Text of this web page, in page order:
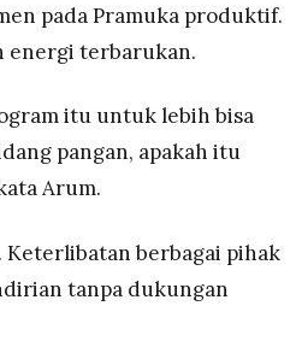
pada Pramuka produktif.
energi terbarukan.
itu untuk lebih bisa
pangan, apakah itu
Arum.
Keterlibatan berbagai pihak
tanpa dukungan